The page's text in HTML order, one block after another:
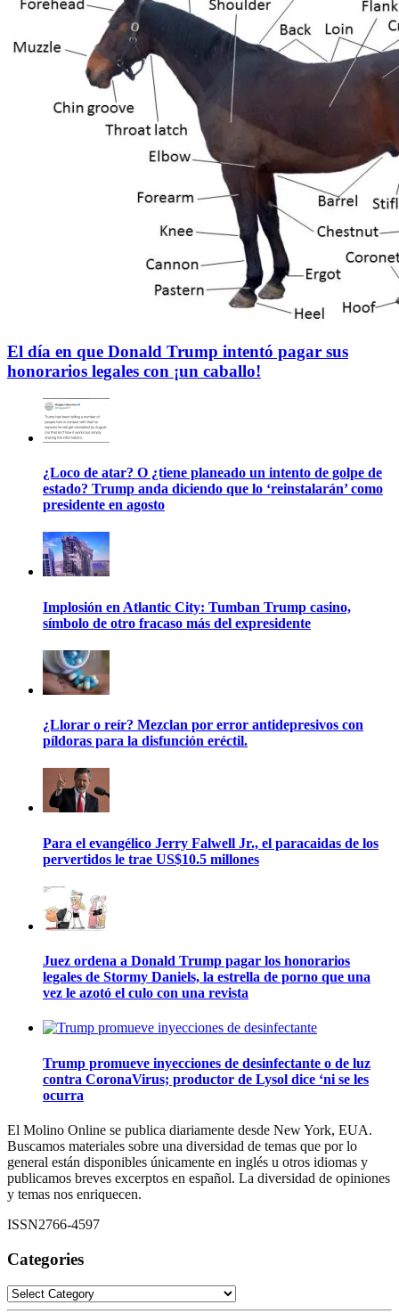
El día en que Donald Trump intentó pagar sus
honorarios legales con ¡un caballo!
¿Loco de atar? O ¿tiene planeado un intento de golpe de
estado? Trump anda diciendo que lo ‘reinstalarán’ como
presidente en agosto
Implosión en Atlantic City: Tumban Trump casino,
símbolo de otro fracaso más del expresidente
¿Llorar o reír? Mezclan por error antidepresivos con
píldoras para la disfunción eréctil.
Para el evangélico Jerry Falwell Jr., el paracaidas de los
pervertidos le trae US$10.5 millones
Juez ordena a Donald Trump pagar los honorarios
legales de Stormy Daniels, la estrella de porno que una
vez le azotó el culo con una revista
Trump promueve inyecciones de desinfectante o de luz
contra CoronaVirus; productor de Lysol dice ‘ni se les
ocurra
El Molino Online se publica diariamente desde New York, EUA.
Buscamos materiales sobre una diversidad de temas que por lo
general están disponibles únicamente en inglés u otros idiomas y
publicamos breves excerptos en español. La diversidad de opiniones
y temas nos enriquecen.
ISSN2766-4597
Categories
Categories